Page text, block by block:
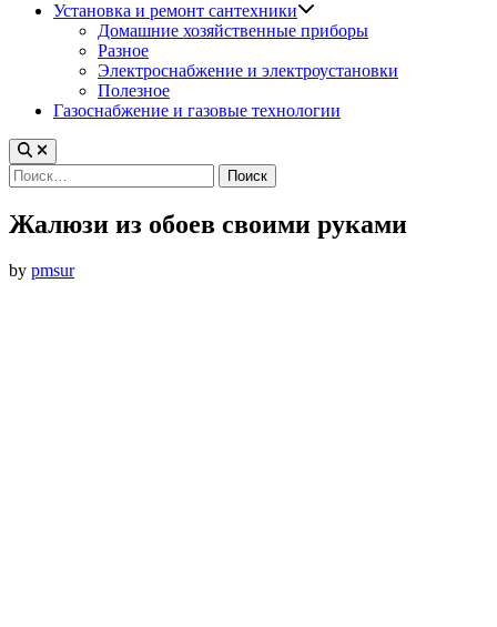
Установка и ремонт сантехники
Домашние хозяйственные приборы
Разное
Электроснабжение и электроустановки
Полезное
Газоснабжение и газовые технологии
Найти:
Жалюзи из обоев своими руками
by pmsur